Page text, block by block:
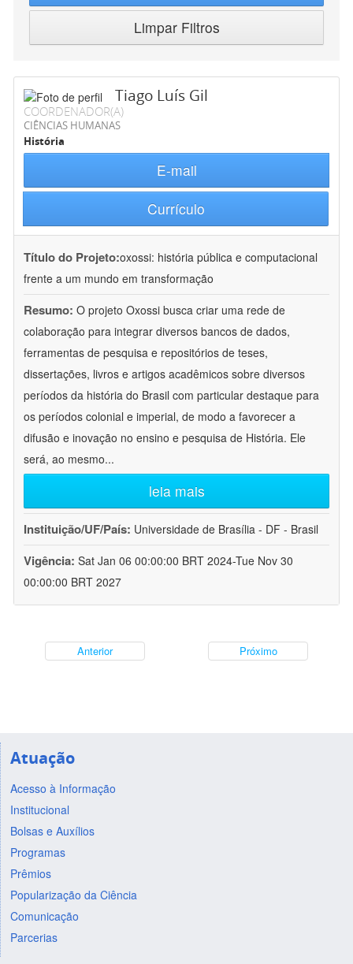
Limpar Filtros
Tiago Luís Gil
COORDENADOR(A)
CIÊNCIAS HUMANAS
História
E-mail
Currículo
Título do Projeto:oxossi: história pública e computacional
frente a um mundo em transformação
Resumo: O projeto Oxossi busca criar uma rede de
colaboração para integrar diversos bancos de dados,
ferramentas de pesquisa e repositórios de teses,
dissertações, livros e artigos acadêmicos sobre diversos
períodos da história do Brasil com particular destaque para
os períodos colonial e imperial, de modo a favorecer a
difusão e inovação no ensino e pesquisa de História. Ele
será, ao mesmo...
leia mais
Instituição/UF/País: Universidade de Brasília - DF - Brasil
Vigência: Sat Jan 06 00:00:00 BRT 2024-Tue Nov 30
00:00:00 BRT 2027
Anterior Próximo
Atuação
Acesso à Informação
Institucional
Bolsas e Auxílios
Programas
Prêmios
Popularização da Ciência
Comunicação
Parcerias